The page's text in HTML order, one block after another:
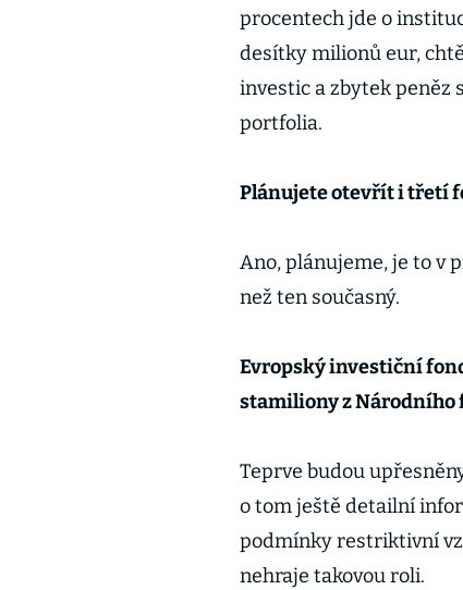
procentech jde o
desítky milionů eur,
investic a zbytek peněz
portfolia.
Plánujete otevřít i třetí
Ano, plánujeme, je to v
než ten současný.
Evropský investiční
stamiliony z Národního
Teprve budou
o tom ještě detailní
podmínky restriktivní
nehraje takovou roli.